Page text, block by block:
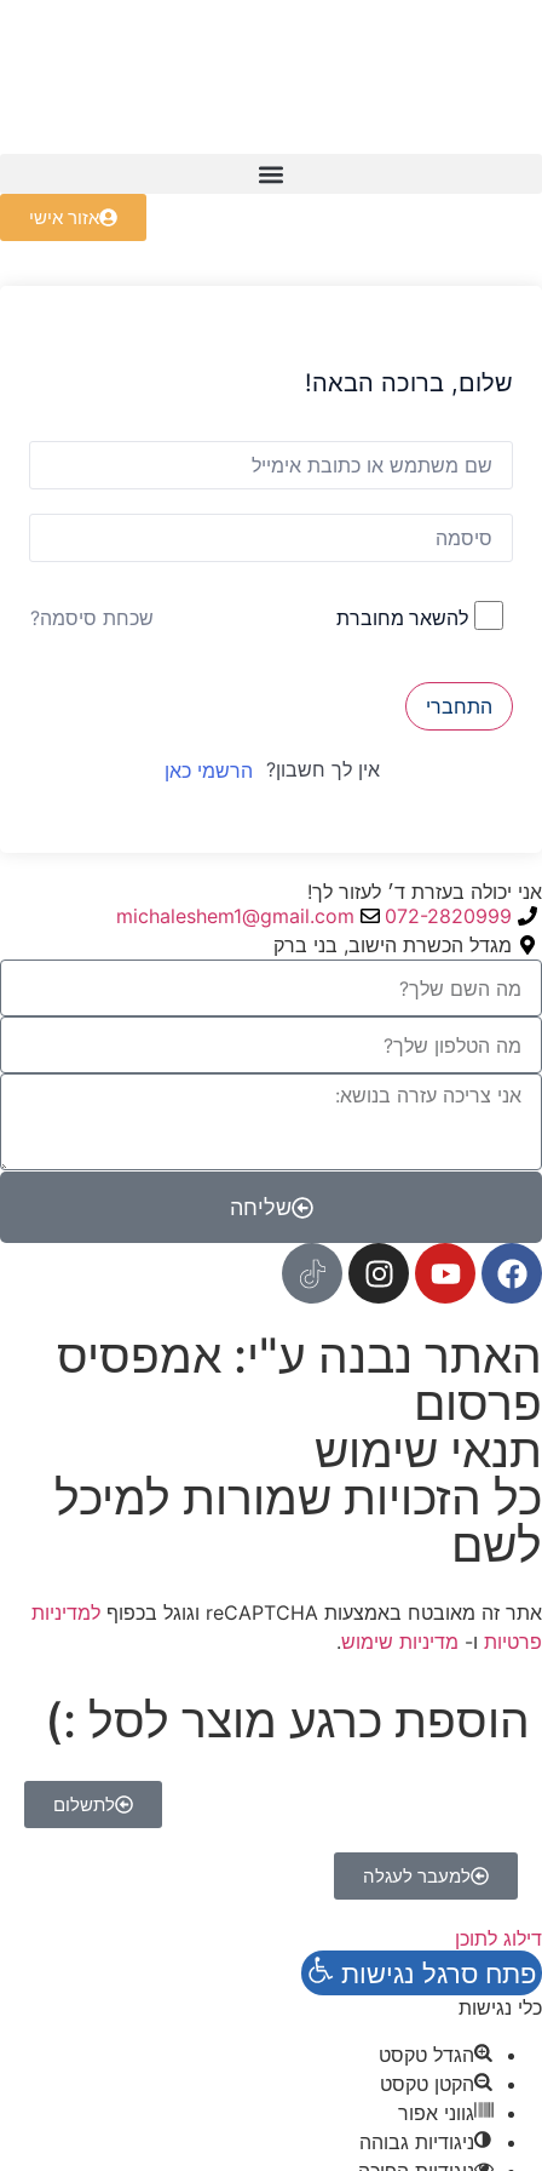
אזור אישי
שלום, ברוכה הבאה!
להשאר מחוברת שכחת סיסמה?
התחברי
אין לך חשבון? הרשמי כאן
אני יכולה בעזרת ד׳ לעזור לך!
072-2820999
michaleshem1@gmail.com
מגדל הכשרת הישוב, בני ברק
שליחה
האתר נבנה ע"י: אמפסיס
פרסום
תנאי שימוש
כל הזכויות שמורות למיכל
לשם
אתר זה מאובטח באמצעות reCAPTCHA וגוגל בכפוף
למדיניות
פרטיות ו- מדיניות שימוש.
הוספת כרגע מוצר לסל :)
לתשלום
למעבר לעגלה
דילוג לתוכן
פתח סרגל נגישות
כלי נגישות
הגדל טקסט
הקטן טקסט
גווני אפור
ניגודיות גבוהה